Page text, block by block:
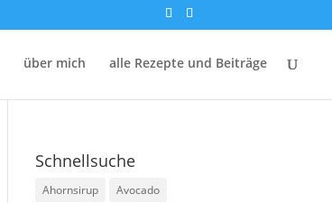
über mich alle Rezepte und Beiträge
Schnellsuche
Ahornsirup
Avocado